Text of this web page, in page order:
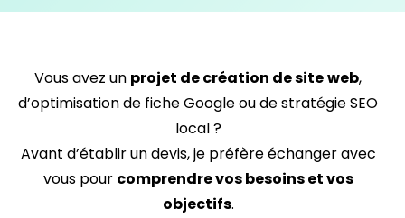
Vous avez un projet de création de siteweb,
d’optimisation de fiche Google ou de stratégie SEO
local ?
Avant d’établir un devis, je préfère échanger avec
vous pour comprendre vos besoins et vos
objectifs.